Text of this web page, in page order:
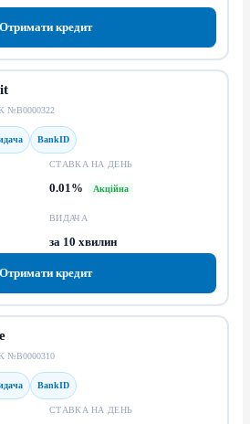
Отримати кредит
№В0000322
BankID
СТАВКА НА ДЕНЬ
0.01% Акційна
ВИДАЧА
за 10 хвилин
Отримати кредит
№В0000310
BankID
СТАВКА НА ДЕНЬ